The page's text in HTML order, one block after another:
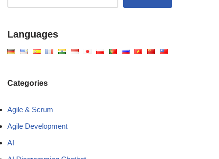
Languages
Categories
Agile & Scrum
Agile Development
AI